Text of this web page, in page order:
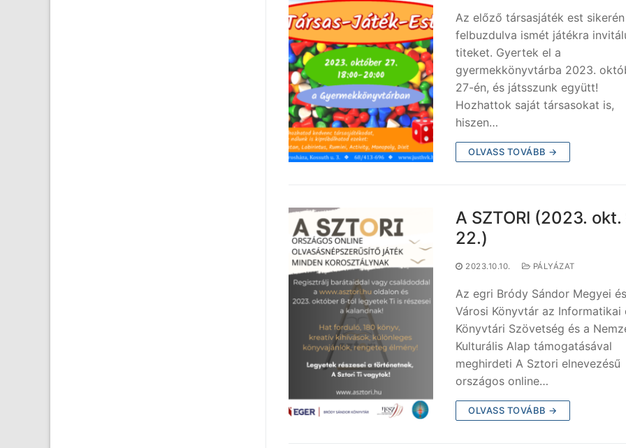
Az előző társasjáték est sikerén
felbuzdulva ismét játékra
titeket. Gyertek el a
gyermekkönyvtárba 2023.
27-én, és játsszunk együtt!
Hozhattok saját társasokat is,
hiszen…
OLVASS TOVÁBB →
A SZTORI (2023. okt.
22.)
2023.10.10. PÁLYÁZAT
Az egri Bródy Sándor Megyei és
Városi Könyvtár az Informatikai
Könyvtári Szövetség és a
Kulturális Alap támogatásával
meghirdeti A Sztori elnevezésű
országos online…
OLVASS TOVÁBB →